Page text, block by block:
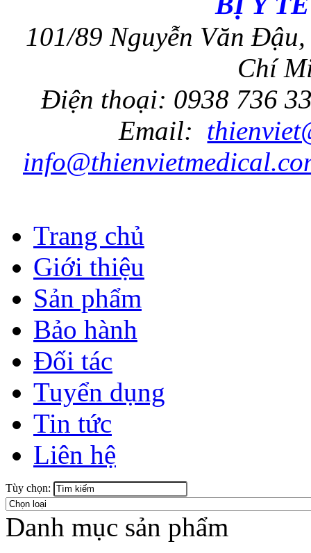
101/89 Nguyễn Văn
Chí
Điện thoại: 0938 736
Email:
Trang chủ
Giới thiệu
Sản phẩm
Bảo hành
Đối tác
Tuyển dụng
Tin tức
Liên hệ
Tùy chọn:
Danh mục sản phẩm